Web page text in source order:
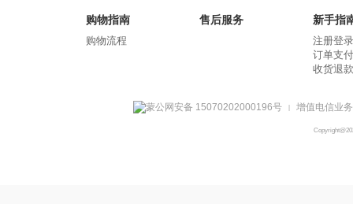
购物指南
购物流程
售后服务 新手指
注册登录
订单支付
收货退款
蒙公网安备 15070202000196号 增值电信业